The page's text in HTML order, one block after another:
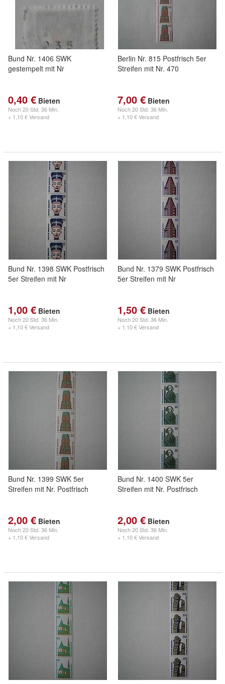
Bund Nr. 1406 SWK
gestempelt mit Nr
0,40 € Bieten
Noch20 Std. 36 Min.
+ 1,10 € Versand
Berlin Nr. 815 Postfrisch 5er
Streifen mit Nr. 470
7,00 € Bieten
Noch20 Std. 36 Min.
+ 1,10 € Versand
Bund Nr. 1398 SWK Postfrisch
5er Streifen mit Nr
1,00 € Bieten
Noch20 Std. 36 Min.
+ 1,10 € Versand
Bund Nr. 1379 SWK Postfrisch
5er Streifen mit Nr
1,50 € Bieten
Noch20 Std. 36 Min.
+ 1,10 € Versand
Bund Nr. 1399 SWK 5er
Streifen mit Nr. Postfrisch
2,00 € Bieten
Noch20 Std. 36 Min.
+ 1,10 € Versand
Bund Nr. 1400 SWK 5er
Streifen mit Nr. Postfrisch
2,00 € Bieten
Noch20 Std. 36 Min.
+ 1,10 € Versand